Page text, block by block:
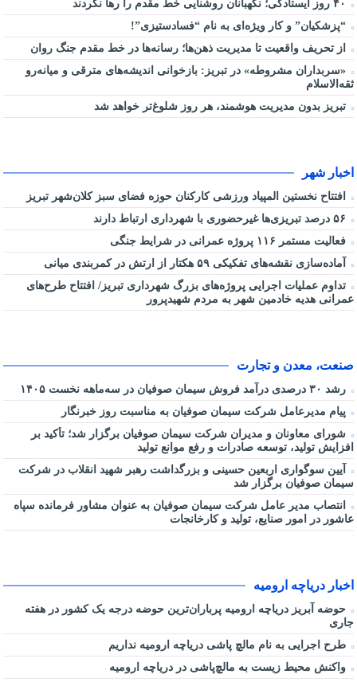
“پزشکیان” و کار ویژه‌ای به نام “فسادستیزی”!
از تحریف واقعیت تا مدیریت ذهن‌ها؛ رسانه‌ها در خط مقدم جنگ روان
«سربداران مشروطه» در تبریز: بازخوانی اندیشه‌های مترقی و میانه‌رو
ثقه‌الاسلام
تبریز بدون مدیریت هوشمند، هر روز شلوغ‌تر خواهد شد
اخبار شهر
افتتاح نخستین المپیاد ورزشی کارکنان حوزه فضای سبز کلان‌شهر تبریز
فعالیت مستمر ۱۱۶ پروژه عمرانی در شرایط جنگی
آماده‌سازی نقشه‌های تفکیکی ۵۹ هکتار از ارتش در کمربندی میانی
تداوم عملیات اجرایی پروژه‌های بزرگ شهرداری تبریز/ افتتاح طرح‌های
عمرانی هدیه خادمین شهر به مردم شهیدپرور
صنعت، معدن و تجارت
رشد ۳۰ درصدی درآمد فروش سیمان صوفیان در سه‌ماهه نخست ۱۴۰۵
پیام مدیرعامل شرکت سیمان صوفیان به مناسبت روز خبرنگار
شورای معاونان و مدیران شرکت سیمان صوفیان برگزار شد؛ تأکید بر
افزایش تولید، توسعه صادرات و رفع موانع تولید
آیین سوگواری اربعین حسینی و بزرگداشت رهبر شهید انقلاب در شرکت
سیمان صوفیان برگزار شد
انتصاب مدیر عامل شرکت سیمان صوفیان به عنوان مشاور فرمانده سپاه
عاشور در امور صنایع، تولید و کارخانجات
اخبار دریاچه ارومیه
حوضه آبریز دریاچه ارومیه پرباران‌ترین حوضه‌ درجه یک کشور در هفته
جاری
طرح اجرایی به نام مالچ پاشی دریاچه ارومیه نداریم
واکنش محیط زیست به مالچ‌پاشی در دریاچه ارومیه